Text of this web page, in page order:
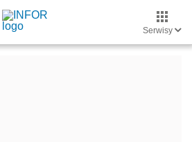
Serwisy